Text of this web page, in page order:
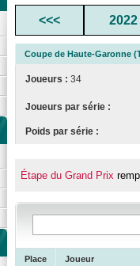
<<< 2022
Coupe de Haute-Garonne
Joueurs : 34
Joueurs par série :
Poids par série :
Étape du Grand Prix
Place Joueur